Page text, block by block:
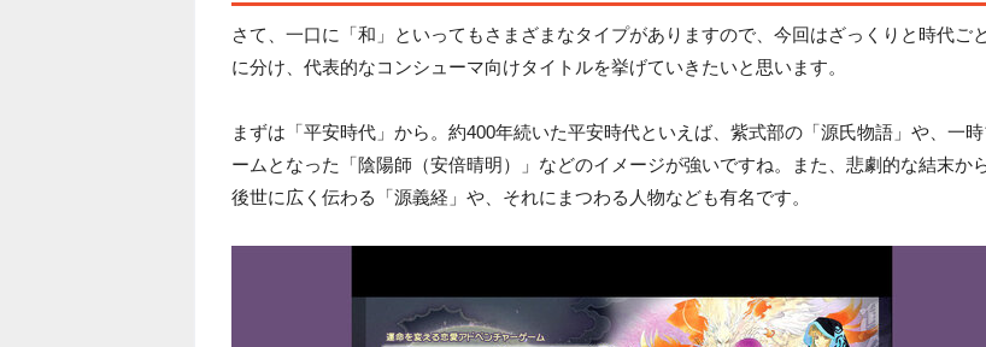
さて、一口に「和」といってもさまざまなタイプがありますので、今回はざっくりと時代ごと
に分け、代表的なコンシューマ向けタイトルを挙げていきたいと思います。
まずは「平安時代」から。約400年続いた平安時代といえば、紫式部の「源氏物語」や、一
ームとなった「陰陽師（安倍晴明）」などのイメージが強いですね。また、悲劇的な結末か
後世に広く伝わる「源義経」や、それにまつわる人物なども有名です。